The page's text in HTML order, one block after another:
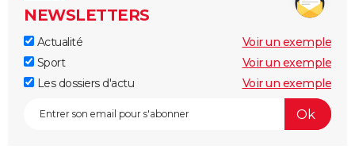
NEWSLETTERS
Actualité
Voir un exemple
Sport
Voir un exemple
Les dossiers d'actu
Voir un exemple